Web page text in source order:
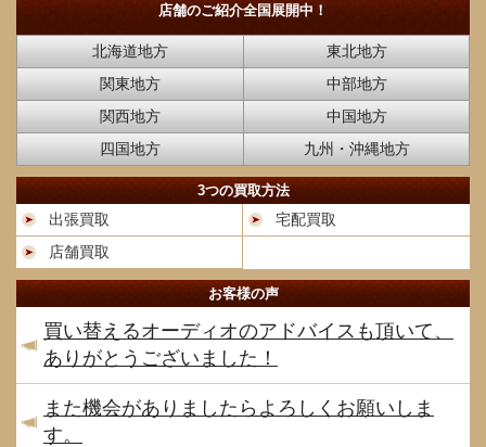
店舗のご紹介全国展開中！
北海道地方
東北地方
関東地方
中部地方
関西地方
中国地方
四国地方
九州・沖縄地方
3つの買取方法
出張買取
宅配買取
店舗買取
お客様の声
買い替えるオーディオのアドバイスも頂いて、
ありがとうございました！
また機会がありましたらよろしくお願いしま
す。